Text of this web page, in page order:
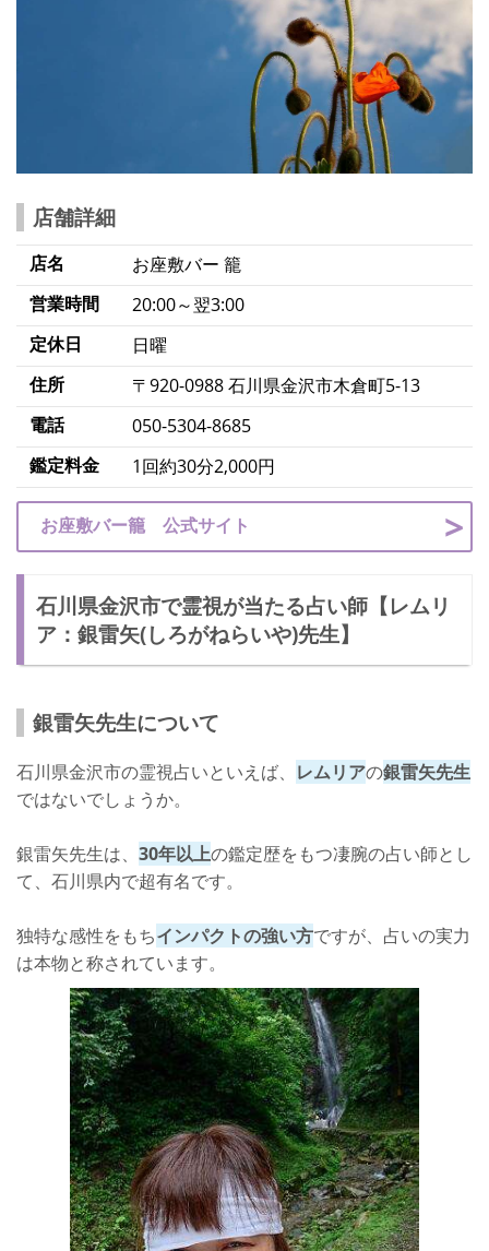
店舗詳細
店名
お座敷バー 籠
営業時間
20:00～翌3:00
定休日
日曜
住所
〒920-0988 石川県金沢市木倉町5-13
電話
050-5304-8685
鑑定料金
1回約30分2,000円
お座敷バー籠 公式サイト
石川県金沢市で霊視が当たる占い師【レムリ
ア：銀雷矢(しろがねらいや)先生】
銀雷矢先生について
石川県金沢市の霊視占いといえば、 レムリアの銀雷矢先生
ではないでしょうか。
銀雷矢先生は、 30年以上の鑑定歴をもつ凄腕の占い師とし
て、石川県内で超有名です。
独特な感性をもちインパクトの強い方ですが、占いの実力
は本物と称されています。